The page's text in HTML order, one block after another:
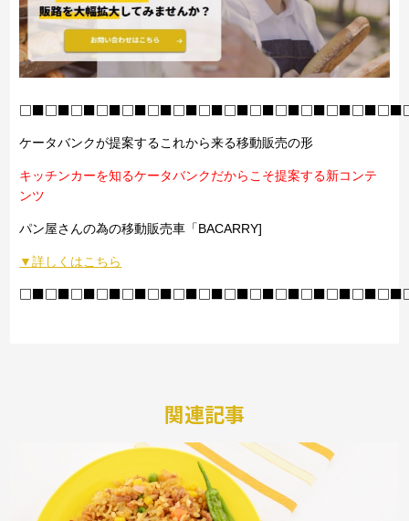
ケータバンクが提案するこれから来る移動販売の形
キッチンカーを知るケータバンクだからこそ提案する新コンテ
ンツ
パン屋さんの為の移動販売車「BACARRY]
▼詳しくはこちら
関連記事